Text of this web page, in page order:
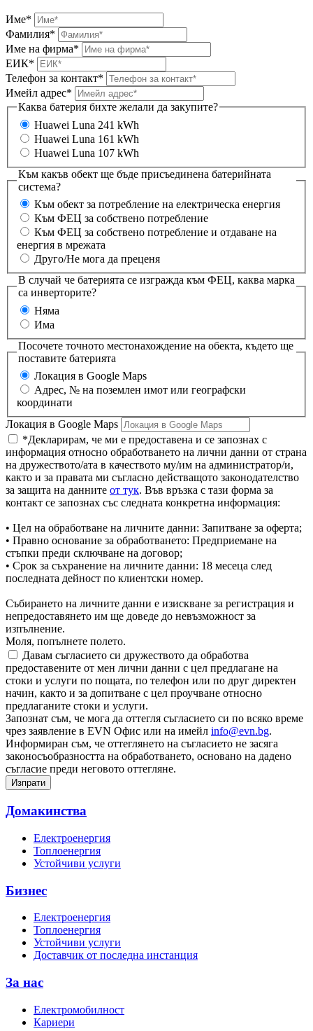
Име*
Фамилия*
Име на фирма*
ЕИК*
Телефон за контакт*
Имейл адрес*
Каква батерия бихте желали да закупите?
Huawei Luna 241 kWh
Huawei Luna 161 kWh
Huawei Luna 107 kWh
Към какъв обект ще бъде присъединена батерийната
система?
Към обект за потребление на електрическа енергия
Към ФЕЦ за собствено потребление
Към ФЕЦ за собствено потребление и отдаване на
енергия в мрежата
Друго/Не мога да преценя
В случай че батерията се изгражда към ФЕЦ, каква марка
са инверторите?
Няма
Има
Посочете точното местонахождение на обекта, където ще
поставите батерията
Локация в Google Maps
Aдрес, № на поземлен имот или географски
координати
Локация в Google Maps
*Декларирам, че ми е предоставена и се запознах с
информация относно обработването на лични данни от страна
на дружеството/ата в качеството му/им на администратор/и,
както и за правата ми съгласно действащото законодателство
за защита на данните от тук. Във връзка с тази форма за
контакт се запознах със следната конкретна информация:
• Цел на обработване на личните данни: Запитване за оферта;
• Правно основание за обработването: Предприемане на
стъпки преди сключване на договор;
• Срок за съхранение на личните данни: 18 месеца след
последната дейност по клиентски номер.
Събирането на личните данни е изискване за регистрация и
непредоставянето им ще доведе до невъзможност за
изпълнение.
Моля, попълнете полето.
Давам съгласието си дружеството да обработва
предоставените от мен лични данни с цел предлагане на
стоки и услуги по пощата, по телефон или по друг директен
начин, както и за допитване с цел проучване относно
предлаганите стоки и услуги.
Запознат съм, че мога да оттегля съгласието си по всяко време
чрез заявление в EVN Офис или на имейл info@evn.bg.
Информиран съм, че оттеглянето на съгласието не засяга
законосъобразността на обработването, основано на дадено
съгласие преди неговото оттегляне.
Домакинства
Електроенергия
Топлоенергия
Устойчиви услуги
Бизнес
Електроенергия
Топлоенергия
Устойчиви услуги
Доставчик от последна инстанция
За нас
Електромобилност
Кариери